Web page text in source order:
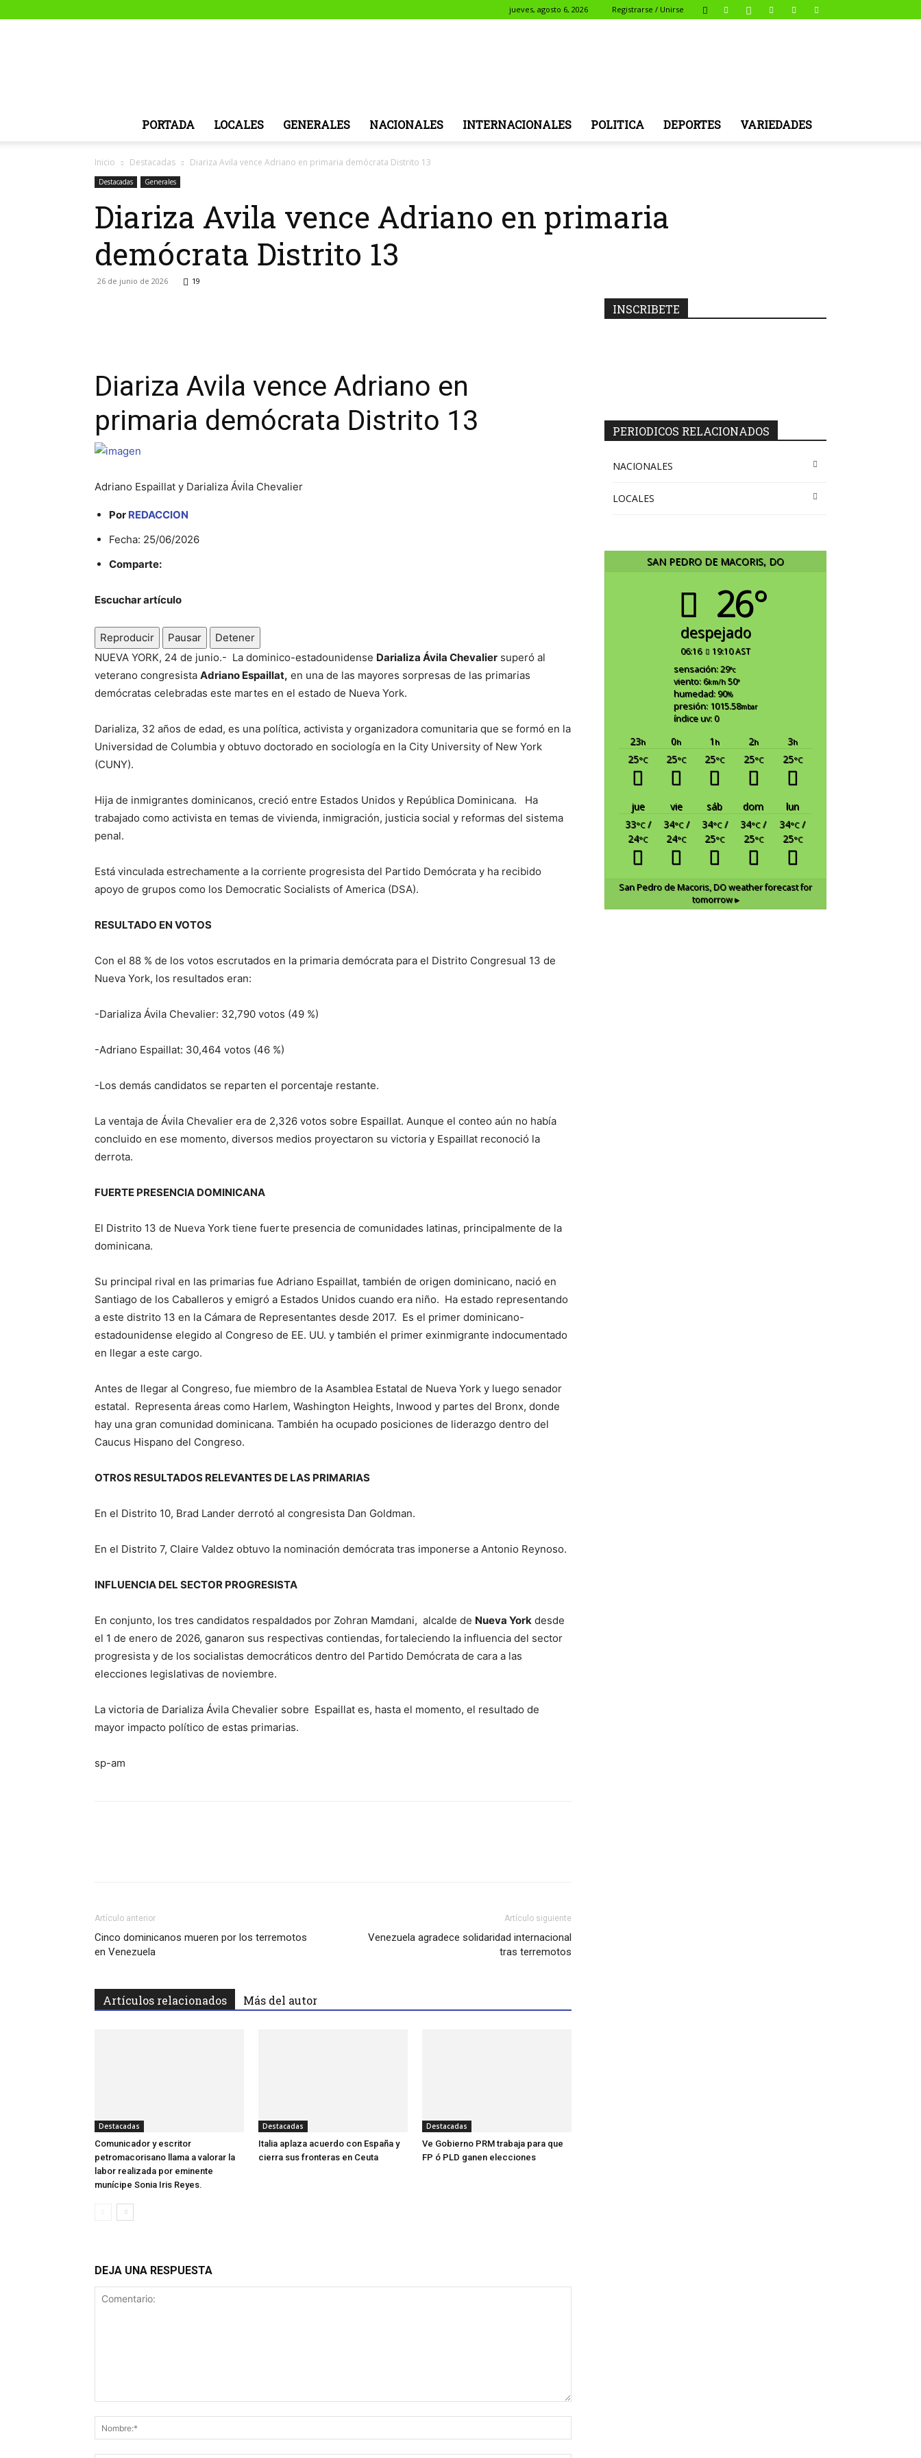
jueves, agosto 6, 2026 Registrarse / Unirse
PORTADA LOCALES GENERALES NACIONALES INTERNACIONALES POLITICA DEPORTES VARIEDADES
Inicio Destacadas Diariza Avila vence Adriano en primaria demócrata Distrito 13
Destacadas Generales
Diariza Avila vence Adriano en primaria
demócrata Distrito 13
26 de junio de 2026 19
Diariza Avila vence Adriano en
primaria demócrata Distrito 13
Adriano Espaillat y Darializa Ávila Chevalier
Por REDACCION
Fecha: 25/06/2026
Comparte:
Escuchar artículo
Reproducir Pausar
Detener
NUEVA YORK, 24 de junio.- La dominico-estadounidense Darializa Ávila Chevalier superó al
veterano congresista Adriano Espaillat, en una de las mayores sorpresas de las primarias
demócratas celebradas este martes en el estado de Nueva York.
Darializa, 32 años de edad, es una política, activista y organizadora comunitaria que se formó en la
Universidad de Columbia y obtuvo doctorado en sociología en la City University of New York
(CUNY).
Hija de inmigrantes dominicanos, creció entre Estados Unidos y República Dominicana. Ha
trabajado como activista en temas de vivienda, inmigración, justicia social y reformas del sistema
penal.
Está vinculada estrechamente a la corriente progresista del Partido Demócrata y ha recibido
apoyo de grupos como los Democratic Socialists of America (DSA).
RESULTADO EN VOTOS
Con el 88 % de los votos escrutados en la primaria demócrata para el Distrito Congresual 13 de
Nueva York, los resultados eran:
-Darializa Ávila Chevalier: 32,790 votos (49 %)
-Adriano Espaillat: 30,464 votos (46 %)
-Los demás candidatos se reparten el porcentaje restante.
La ventaja de Ávila Chevalier era de 2,326 votos sobre Espaillat. Aunque el conteo aún no había
concluido en ese momento, diversos medios proyectaron su victoria y Espaillat reconoció la
derrota.
FUERTE PRESENCIA DOMINICANA
El Distrito 13 de Nueva York tiene fuerte presencia de comunidades latinas, principalmente de la
dominicana.
Su principal rival en las primarias fue Adriano Espaillat, también de origen dominicano, nació en
Santiago de los Caballeros y emigró a Estados Unidos cuando era niño. Ha estado representando
a este distrito 13 en la Cámara de Representantes desde 2017. Es el primer dominicano-
estadounidense elegido al Congreso de EE. UU. y también el primer exinmigrante indocumentado
en llegar a este cargo.
Antes de llegar al Congreso, fue miembro de la Asamblea Estatal de Nueva York y luego senador
estatal. Representa áreas como Harlem, Washington Heights, Inwood y partes del Bronx, donde
hay una gran comunidad dominicana. También ha ocupado posiciones de liderazgo dentro del
Caucus Hispano del Congreso.
OTROS RESULTADOS RELEVANTES DE LAS PRIMARIAS
En el Distrito 10, Brad Lander derrotó al congresista Dan Goldman.
En el Distrito 7, Claire Valdez obtuvo la nominación demócrata tras imponerse a Antonio Reynoso.
INFLUENCIA DEL SECTOR PROGRESISTA
En conjunto, los tres candidatos respaldados por Zohran Mamdani, alcalde de Nueva York desde
el 1 de enero de 2026, ganaron sus respectivas contiendas, fortaleciendo la influencia del sector
progresista y de los socialistas democráticos dentro del Partido Demócrata de cara a las
elecciones legislativas de noviembre.
La victoria de Darializa Ávila Chevalier sobre Espaillat es, hasta el momento, el resultado de
mayor impacto político de estas primarias.
sp-am
Artículo anterior
Cinco dominicanos mueren por los terremotos
en Venezuela
Artículo siguiente
Venezuela agradece solidaridad internacional
tras terremotos
Artículos relacionados Más del autor
Destacadas
Comunicador y escritor
petromacorisano llama a valorar la
labor realizada por eminente
munícipe Sonia Iris Reyes.
Destacadas
Italia aplaza acuerdo con España y
cierra sus fronteras en Ceuta
Destacadas
Ve Gobierno PRM trabaja para que
FP ó PLD ganen elecciones
DEJA UNA RESPUESTA
INSCRIBETE
PERIODICOS RELACIONADOS
NACIONALES
LOCALES
SAN PEDRO DE MACORIS, DO
26°
despejado
06:16 19:10 AST
sensación: 29°c
viento: 6km/h 50°
humedad: 90%
presión: 1015.58mbar
índice uv: 0
23h 0h 1 h 2h 3h
25°C 25°C 25°C 25°C 25°C
jue vie sáb dom
lun
33°C/
24°C
34°C/
24°C
34°C/
25°C
34°C/
25°C
34°C/
25°C
San Pedro de Macoris, DOweather forecast for
tomorrow ▸